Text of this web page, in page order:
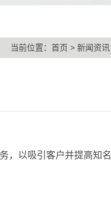
当前位置：首页 >新闻资讯
，以吸引客户并提高知名